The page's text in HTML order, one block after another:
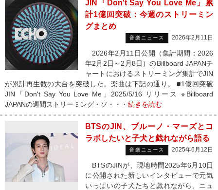
JIN「Don't Say You Love Me」累
計1億回突破：今週のストリーミン
グまとめ
音楽ニュース 2026年2月11日
2026年2月11日公開（集計期間：2026
年2月2日～2月8日）のBillboard JAPANチ
ャートにおけるストリーミング集計でJIN
が累計再生数の大台を突破した。楽曲は下記の通り。 ■1億回突破
JIN「Don't Say You Love Me」2025/5/16 リリース ※Billboard
JAPANの週間ストリーミング・ソ・・・ 続きを読む
BTSのJIN、ブルーノ・マーズとコ
ラボしたいと子犬と戯れながら語る
音楽ニュース 2025年6月12日
BTSのJINが、現地時間2025年6月10日
に公開された新しいインタビューで元気
いっぱいの子犬たちと戯れながら、ニュ